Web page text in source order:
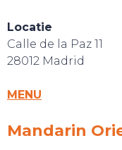
Locatie
Calle de la Paz 11
28012 Madrid
MENU
Mandarin